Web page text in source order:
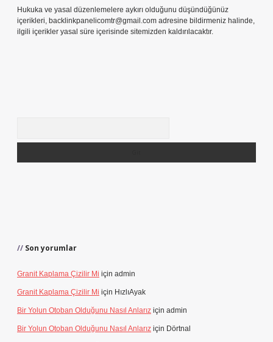
Hukuka ve yasal düzenlemelere aykırı olduğunu düşündüğünüz
içerikleri, backlinkpanelicomtr@gmail.com adresine bildirmeniz halinde,
ilgili içerikler yasal süre içerisinde sitemizden kaldırılacaktır.
Son yorumlar
Granit Kaplama Çizilir Mi için admin
Granit Kaplama Çizilir Mi için HızlıAyak
Bir Yolun Otoban Olduğunu Nasıl Anlarız için admin
Bir Yolun Otoban Olduğunu Nasıl Anlarız için Dörtnal